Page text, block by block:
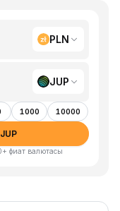
PLN
JUP
1000 10000
фиат валютасы